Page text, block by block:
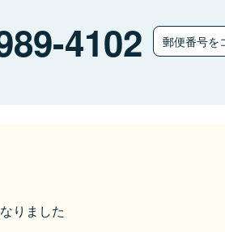
4102 郵便番号を
りました